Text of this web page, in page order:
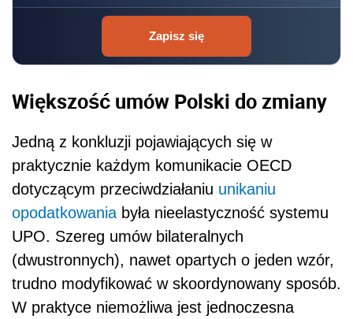
Zapisz się
Większość umów Polski do zmiany
Jedną z konkluzji pojawiających się w
praktycznie każdym komunikacie OECD
dotyczącym przeciwdziałaniu unikaniu
opodatkowania była nieelastyczność systemu
UPO. Szereg umów bilateralnych
(dwustronnych), nawet opartych o jeden wzór,
trudno modyfikować w skoordynowany sposób.
W praktyce niemożliwa jest jednoczesna